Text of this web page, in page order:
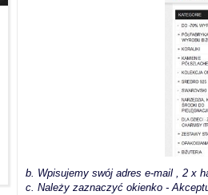
b. Wpisujemy swój adres e-mail , 2 x
c. Należy zaznaczyć okienko -